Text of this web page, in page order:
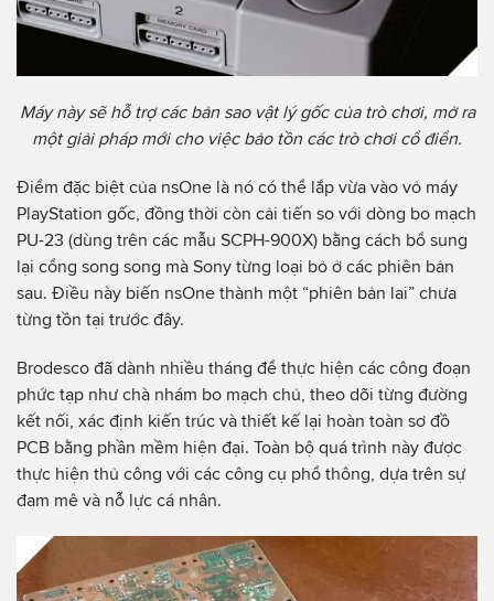
Máy này sẽ hỗ trợ các bản sao vật lý gốc của trò chơi, mở ra
một giải pháp mới cho việc bảo tồn các trò chơi cổ điển.
Điểm đặc biệt của nsOne là nó có thể lắp vừa vào vỏ máy
PlayStation gốc, đồng thời còn cải tiến so với dòng bo mạch
PU-23 (dùng trên các mẫu SCPH-900X) bằng cách bổ sung
lại cổng song song mà Sony từng loại bỏ ở các phiên bản
sau. Điều này biến nsOne thành một “phiên bản lai” chưa
từng tồn tại trước đây.
Brodesco đã dành nhiều tháng để thực hiện các công đoạn
phức tạp như chà nhám bo mạch chủ, theo dõi từng đường
kết nối, xác định kiến trúc và thiết kế lại hoàn toàn sơ đồ
PCB bằng phần mềm hiện đại. Toàn bộ quá trình này được
thực hiện thủ công với các công cụ phổ thông, dựa trên sự
đam mê và nỗ lực cá nhân.